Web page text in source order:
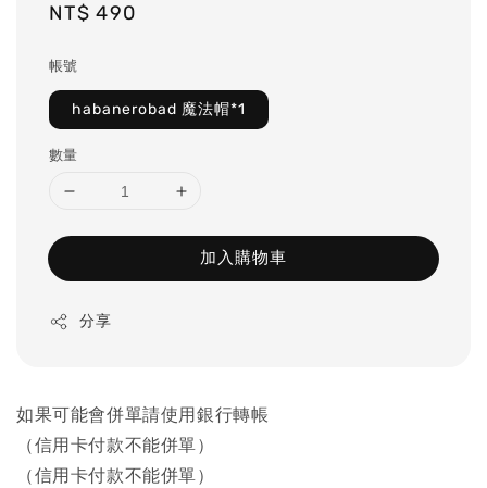
Regular
NT$ 490
帳號
habanerobad 魔法帽*1
數量
加入購物車
分享
如果可能會併單請使用銀行轉帳
（信用卡付款不能併單）
（信用卡付款不能併單）